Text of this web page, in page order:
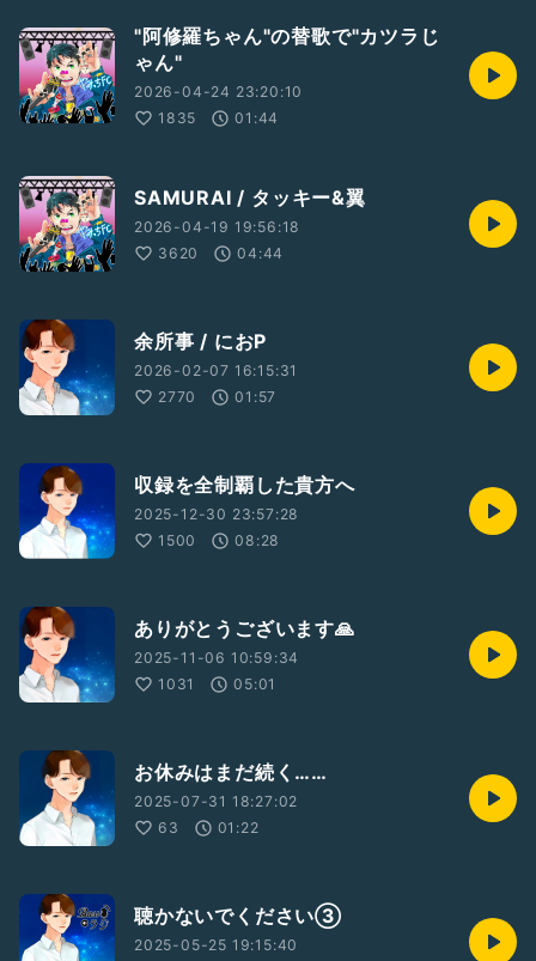
"阿修羅ちゃん"の替歌で"カツラじ
ゃん"
2026-04-24 23:20:10
1835
01:44
SAMURAI / タッキー&翼
2026-04-19 19:56:18
3620
04:44
余所事 / におP
2026-02-07 16:15:31
2770
01:57
収録を全制覇した貴方へ
2025-12-30 23:57:28
1500
08:28
ありがとうございます🙏
2025-11-06 10:59:34
1031
05:01
お休みはまだ続く……
2025-07-31 18:27:02
63
01:22
聴かないでください③
2025-05-25 19:15:40